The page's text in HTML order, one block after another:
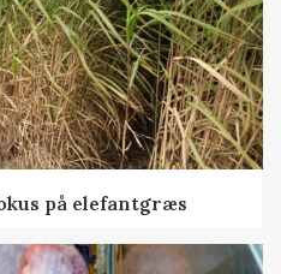
på elefantgræs